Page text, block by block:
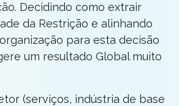
Decidindo como extrair
da Restrição e alinhando
para esta decisão
um resultado Global muito
(serviços, indústria de base